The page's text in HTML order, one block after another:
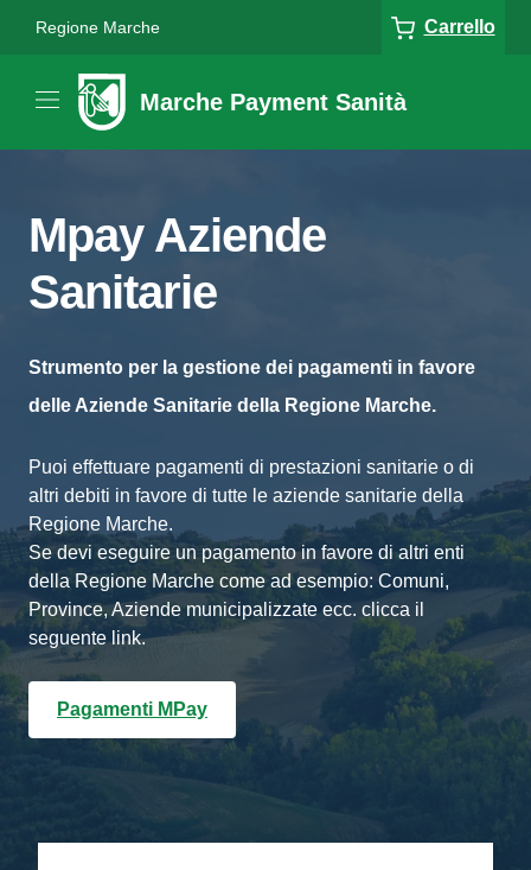
Regione Marche Carrello
Marche Payment Sanità
Mpay Aziende
Sanitarie
Strumento per la gestione dei pagamenti in favore
delle Aziende Sanitarie della Regione Marche.
Puoi effettuare pagamenti di prestazioni sanitarie o di
altri debiti in favore di tutte le aziende sanitarie della
Regione Marche.
Se devi eseguire un pagamento in favore di altri enti
della Regione Marche come ad esempio: Comuni,
Province, Aziende municipalizzate ecc. clicca il
seguente link.
Pagamenti MPay